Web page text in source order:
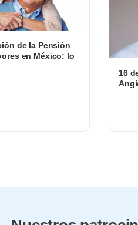
de la Pensión
en México: lo
16